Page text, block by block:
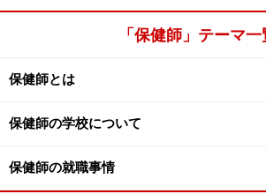
「保健師」テーマ一
保健師とは
保健師の学校について
保健師の就職事情